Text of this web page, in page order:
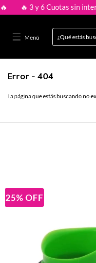
3 y 6 Cuotas sin interés y
Menú
Error - 404
La página que estás buscando no
25% OFF